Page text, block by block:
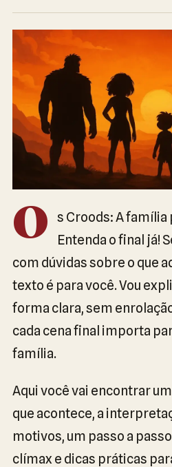
O
s Croods: A
Entenda o final já!
com dúvidas sobre o que
texto é para você. Vou
forma clara, sem
cada cena final importa
família.
Aqui você vai encontrar
que acontece, a
motivos, um passo a
clímax e dicas práticas